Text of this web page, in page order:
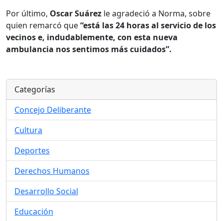
Por último, Oscar Suárez le agradeció a Norma, sobre
quien remarcó que“está las 24 horas al servicio de los
vecinos e, indudablemente, con esta nueva
ambulancia nos sentimos más cuidados”.
Categorías
Concejo Deliberante
Cultura
Deportes
Derechos Humanos
Desarrollo Social
Educación